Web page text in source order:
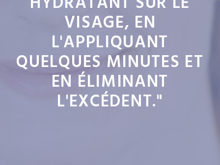
VISAGE, EN
L'APPLIQUANT
QUELQUES MINUTES ET
EN ÉLIMINANT
L'EXCÉDENT."